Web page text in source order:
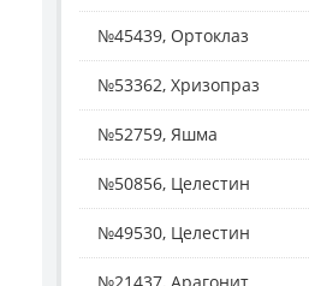
№45439, Ортоклаз
№53362, Хризопраз
№52759, Яшма
№50856, Целестин
№49530, Целестин